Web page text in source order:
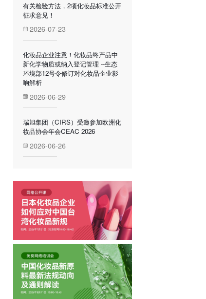
有关检验方法，2项化妆品标准公开
征求意见！
2026-07-23
化妆品企业注意！化妆品终产品中
新化学物质或纳入登记管理 --生态
环境部12号令修订对化妆品企业影
响解析
2026-06-29
瑞旭集团（CIRS）受邀参加欧洲化
妆品协会年会CEAC 2026
2026-06-26